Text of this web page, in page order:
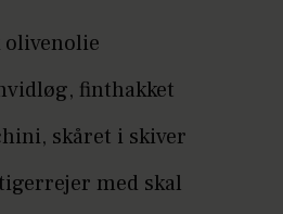
olivenolie
finthakket
skåret i skiver
med skal